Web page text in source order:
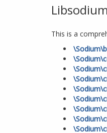
This is a